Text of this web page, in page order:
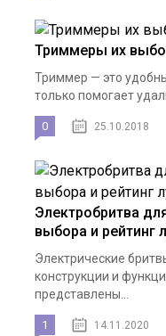
Триммеры их
Триммер — это
только помогает
0 25.10.2018
Электробритва
выбора и рейтинг
Электрические
конструкции и
представлены...
1 14.11.2020